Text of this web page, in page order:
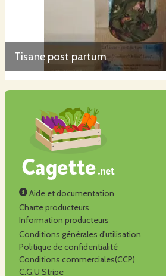
Tisane post partum
Aide et documentation
Charte producteurs
Information producteurs
Conditions générales d'utilisation
Politique de confidentialité
Conditions commerciales(CCP)
C.G.U Stripe